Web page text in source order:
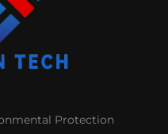
Protection